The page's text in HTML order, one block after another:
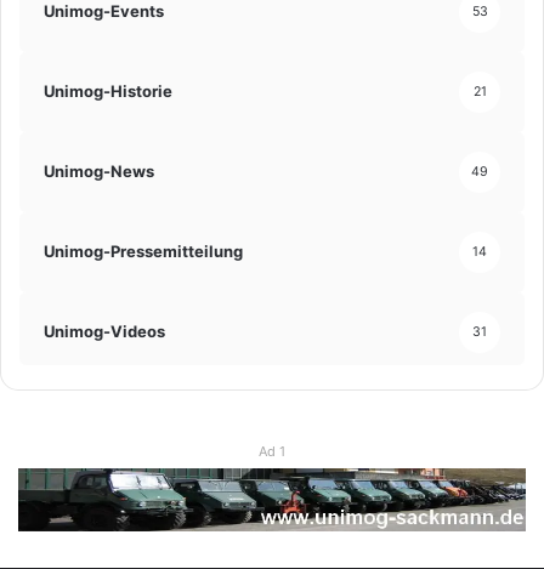
Unimog-Events 53
Unimog-Historie 21
Unimog-News 49
Unimog-Pressemitteilung 14
Unimog-Videos 31
Ad 1